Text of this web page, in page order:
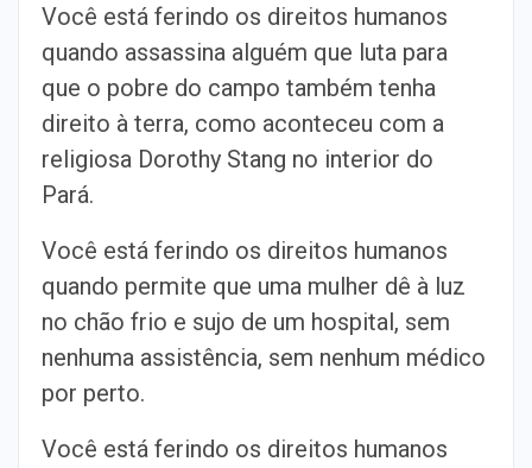
Você está ferindo os direitos humanos
quando assassina alguém que luta para
que o pobre do campo também tenha
direito à terra, como aconteceu com a
religiosa Dorothy Stang no interior do
Pará.
Você está ferindo os direitos humanos
quando permite que uma mulher dê à luz
no chão frio e sujo de um hospital, sem
nenhuma assistência, sem nenhum médico
por perto.
Você está ferindo os direitos humanos